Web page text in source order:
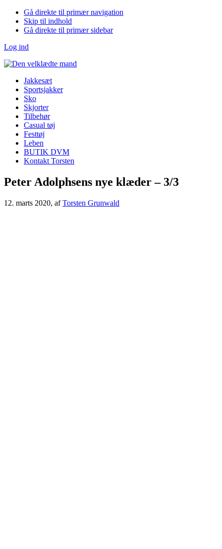
Gå direkte til primær navigation
Skip til indhold
Gå direkte til primær sidebar
Log ind
Jakkesæt
Sportsjakker
Sko
Skjorter
Tilbehør
Casual tøj
Festtøj
Leben
BUTIK DVM
Kontakt Torsten
Peter Adolphsens nye klæder – 3/3
12. marts 2020, afTorsten Grunwald